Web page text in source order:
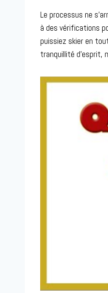
Le processus ne
à des vérifications
puissiez skier en
tranquillité d’esprit,